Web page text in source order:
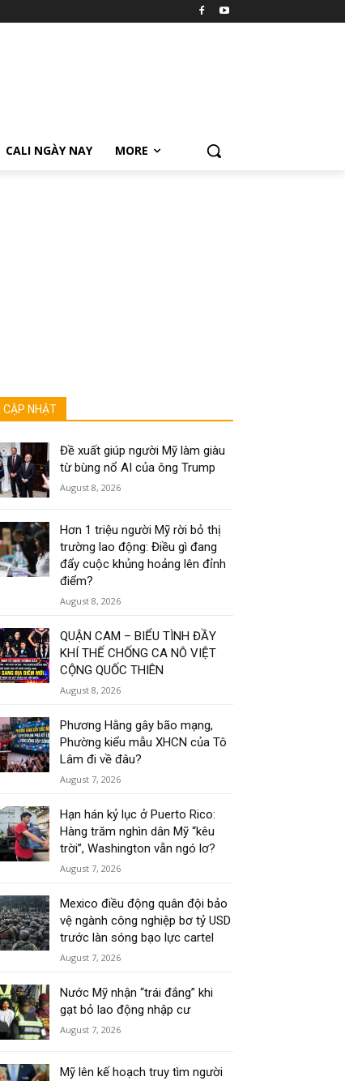
CALI NGÀY NAY MORE
CẬP NHẬT
Đề xuất giúp người Mỹ làm giàu
từ bùng nổ AI của ông Trump
August 8, 2026
Hơn 1 triệu người Mỹ rời bỏ thị
trường lao động: Điều gì đang
đẩy cuộc khủng hoảng lên đỉnh
điểm?
August 8, 2026
QUẬN CAM – BIỂU TÌNH ĐẦY
KHÍ THẾ CHỐNG CA NÔ VIỆT
CỘNG QUỐC THIÊN
August 8, 2026
Phương Hằng gây bão mạng,
Phường kiểu mẫu XHCN của Tô
Lâm đi về đâu?
August 7, 2026
Hạn hán kỷ lục ở Puerto Rico:
Hàng trăm nghìn dân Mỹ “kêu
trời”, Washington vẫn ngó lơ?
August 7, 2026
Mexico điều động quân đội bảo
vệ ngành công nghiệp bơ tỷ USD
trước làn sóng bạo lực cartel
August 7, 2026
Nước Mỹ nhận “trái đắng” khi
gạt bỏ lao động nhập cư
August 7, 2026
Mỹ lên kế hoạch truy tìm người